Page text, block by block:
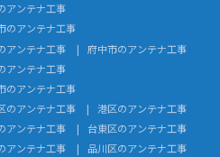
アンテナ工事
のアンテナ工事
アンテナ工事
府中市のアンテナ工事
アンテナ工事
のアンテナ工事
のアンテナ工事
港区のアンテナ工事
アンテナ工事
台東区のアンテナ工事
アンテナ工事
品川区のアンテナ工事